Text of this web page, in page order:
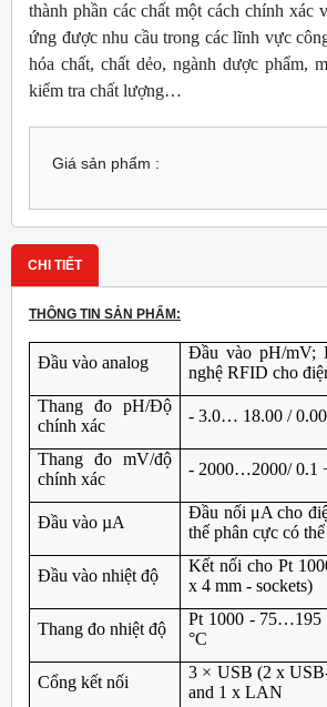
thành phần các chất một cách chính xác
ứng được nhu cầu trong các lĩnh vực
hóa chất, chất dẻo, ngành dược phẩm,
kiểm tra chất lượng…
Giá sản phẩm :
CHI TIẾT
THÔNG TIN SẢN PHẨM:
Đầu vào analog
Đầu vào pH/mV;
nghệ RFID cho
Thang đo pH/Độ
chính xác
- 3.0… 18.00 /
Thang đo mV/độ
chính xác
- 2000…2000/ 0.1
Đầu vào µA
Đầu nối μA cho
thế phân cực có
Đầu vào nhiệt độ
Kết nối cho Pt
x 4 mm - sockets)
Thang đo nhiệt độ
Pt 1000 -
°C
Cổng kết nối
3 × USB (2 x
and 1 x LAN